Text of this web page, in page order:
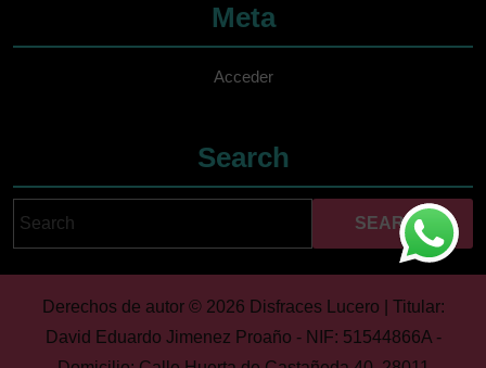
Meta
Acceder
Search
Cuando hay
Derechos de autor © 2026 Disfraces Lucero | Titular:
David Eduardo Jimenez Proaño - NIF: 51544866A -